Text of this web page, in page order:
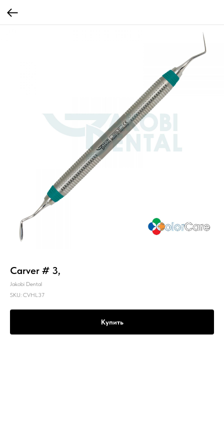
Carver # 3,
Jakobi Dental
SKU: CVHL37
Купить